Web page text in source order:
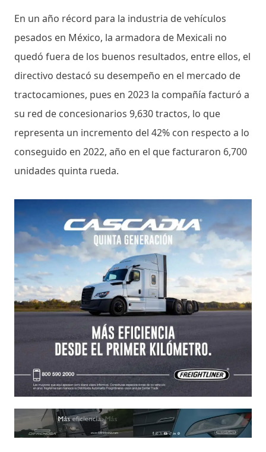
En un año récord para la industria de vehículos
pesados en México, la armadora de Mexicali no
quedó fuera de los buenos resultados, entre ellos, el
directivo destacó su desempeño en el mercado de
tractocamiones, pues en 2023 la compañía facturó a
su red de concesionarios 9,630 tractos, lo que
representa un incremento del 42% con respecto a lo
conseguido en 2022, año en el que facturaron 6,700
unidades quinta rueda.